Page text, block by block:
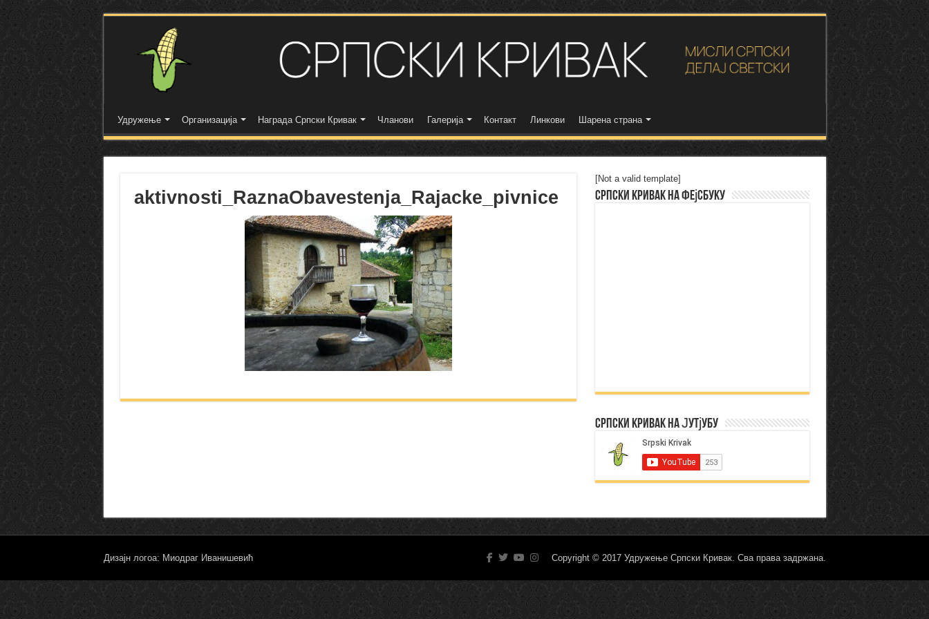
Удружење Организација Награда Српски Кривак Чланови Галерија Контакт Линкови Шарена страна
aktivnosti_RaznaObavestenja_Rajacke_pivnice
[Not a valid template]
Српски Кривак на Фејсбуку
Српски Кривак на Јутјубу
Copyright © 2017 Удружење Српски Кривак. Сва права задржана.
Дизајн логоа: Миодраг Иванишевић